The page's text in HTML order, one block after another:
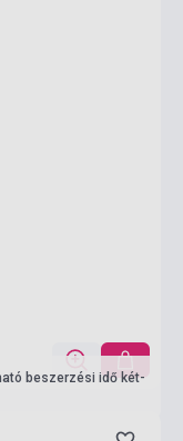
beszerzési idő két-